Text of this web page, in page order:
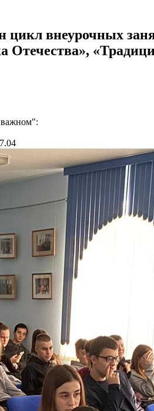
внеурочных
Отечества»,